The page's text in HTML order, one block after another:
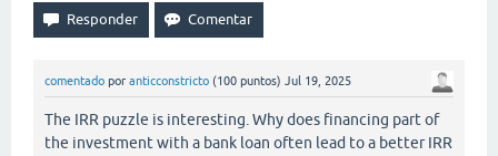
comentado por anticconstricto (100 puntos) Jul 19, 2025
The IRR puzzle is interesting. Why does financing part of
the investment with a bank loan often lead to a better IRR